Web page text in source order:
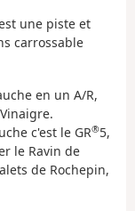
une piste et
carrossable
en un A/R,
c'est le GR®5,
le Ravin de
de Rochepin,